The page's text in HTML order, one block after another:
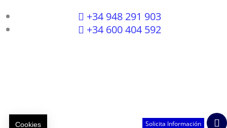
Solicita Información
+34 948 291 903
+34 600 404 592
s c n u